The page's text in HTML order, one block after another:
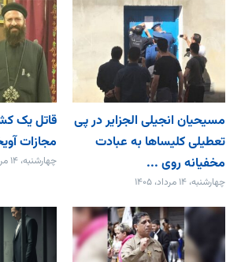
مسیحیان انجیلی الجزایر در پی
تعطیلی کلیساها به عبادت
مخفیانه روی ...
چهارشنبه، ۱۴ مرداد، ۱۴۰۵
قاتل یک
مجازات
چهارشنبه، ۱۴ مرداد، ۱۴۰۵